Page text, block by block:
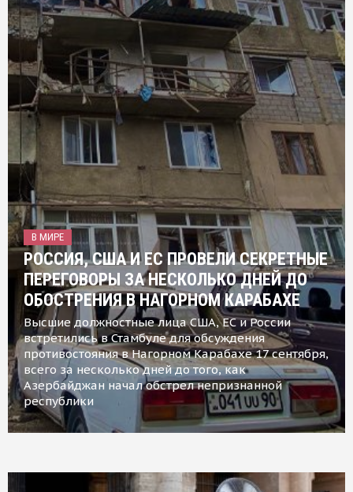
В МИРЕ
РОССИЯ, США И ЕС ПРОВЕЛИ СЕКРЕТНЫЕ
ПЕРЕГОВОРЫ ЗА НЕСКОЛЬКО ДНЕЙ ДО
ОБОСТРЕНИЯ В НАГОРНОМ КАРАБАХЕ
Высшие должностные лица США, ЕС и России
встретились в Стамбуле для обсуждения
противостояния в Нагорном Карабахе 17 сентября,
всего за несколько дней до того, как
Азербайджан начал обстрел непризнанной
республики